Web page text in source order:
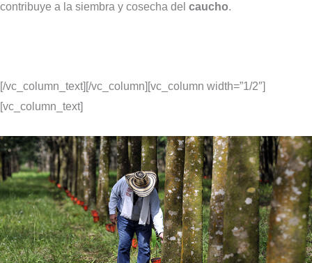
contribuye a la siembra y cosecha del caucho.
[/vc_column_text][/vc_column][vc_column width=”1/2″]
[vc_column_text]